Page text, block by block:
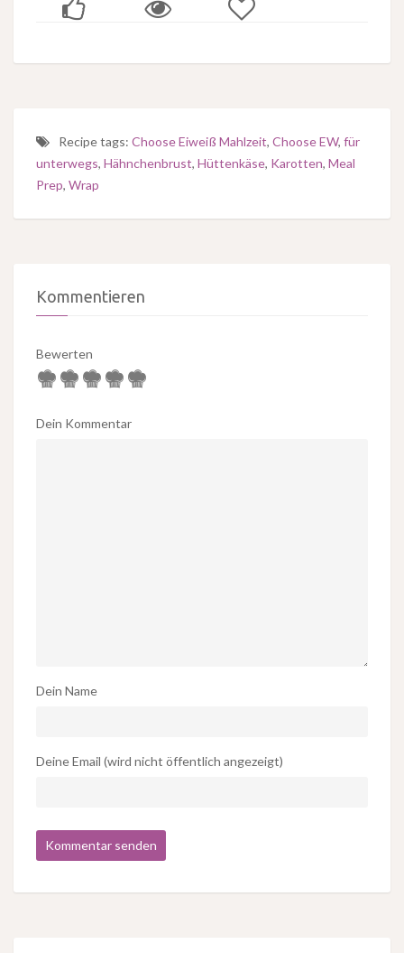
Recipe tags: Choose Eiweiß Mahlzeit, Choose EW, für
unterwegs, Hähnchenbrust, Hüttenkäse, Karotten, Meal
Prep, Wrap
Kommentieren
Bewerten
Dein Kommentar
Dein Name
Deine Email (wird nicht öffentlich angezeigt)